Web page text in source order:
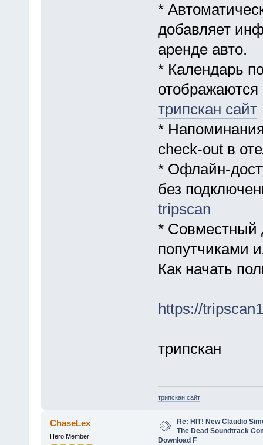
*
добавляет
аренде авто.
* Календарь
отображаются
трипскан сайт
*
check-out в
* Офлайн-
без
tripscan
* Совместный
попутчиками
Как начать
https://
трипскан
трипскан сайт
ChaseLex
Hero Member
Re: HIT! New Claudio
The Dead Soundtrack
Download F